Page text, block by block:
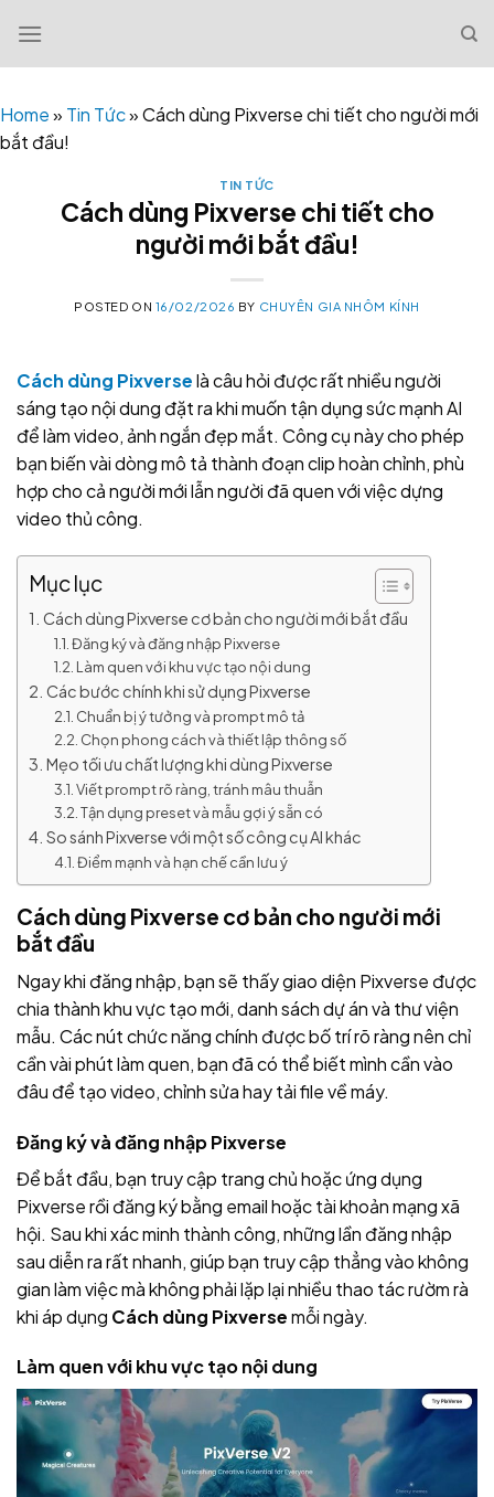
content
Home» Tin Tức»Cách dùng Pixverse chi tiết cho người mới
bắt đầu!
TIN TỨC
Cách dùng Pixverse chi tiết cho
người mới bắt đầu!
POSTED ON 16/02/2026 BY CHUYÊN GIA NHÔM KÍNH
Cách dùng Pixverselà câu hỏi được rất nhiều người
sáng tạo nội dung đặt ra khi muốn tận dụng sức mạnh AI
để làm video, ảnh ngắn đẹp mắt. Công cụ này cho phép
bạn biến vài dòng mô tả thành đoạn clip hoàn chỉnh, phù
hợp cho cả người mới lẫn người đã quen với việc dựng
video thủ công.
Mục lục
Cách dùng Pixverse cơ bản cho người mới bắt đầu
Đăng ký và đăng nhập Pixverse
Làm quen với khu vực tạo nội dung
Các bước chính khi sử dụng Pixverse
Chuẩn bị ý tưởng và prompt mô tả
Chọn phong cách và thiết lập thông số
Mẹo tối ưu chất lượng khi dùng Pixverse
Viết prompt rõ ràng, tránh mâu thuẫn
Tận dụng preset và mẫu gợi ý sẵn có
So sánh Pixverse với một số công cụ AI khác
Điểm mạnh và hạn chế cần lưu ý
Cách dùng Pixverse cơ bản cho người mới
bắt đầu
Ngay khi đăng nhập, bạn sẽ thấy giao diện Pixverse được
chia thành khu vực tạo mới, danh sách dự án và thư viện
mẫu. Các nút chức năng chính được bố trí rõ ràng nên chỉ
cần vài phút làm quen, bạn đã có thể biết mình cần vào
đâu để tạo video, chỉnh sửa hay tải file về máy.
Đăng ký và đăng nhập Pixverse
Để bắt đầu, bạn truy cập trang chủ hoặc ứng dụng
Pixverse rồi đăng ký bằng email hoặc tài khoản mạng xã
hội. Sau khi xác minh thành công, những lần đăng nhập
sau diễn ra rất nhanh, giúp bạn truy cập thẳng vào không
gian làm việc mà không phải lặp lại nhiều thao tác rườm rà
khi áp dụng Cách dùng Pixversemỗi ngày.
Làm quen với khu vực tạo nội dung